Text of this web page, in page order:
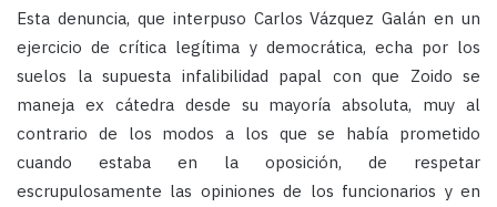
Esta denuncia, que interpuso Carlos Vázquez Galán en un
ejercicio de crítica legítima y democrática, echa por los
suelos la supuesta infalibilidad papal con que Zoido se
maneja ex cátedra desde su mayoría absoluta, muy al
contrario de los modos a los que se había prometido
cuando estaba en la oposición, de respetar
escrupulosamente las opiniones de los funcionarios y en